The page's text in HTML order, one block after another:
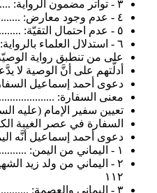
على من تنطبق رواية الوصيّة؟
أدلَّتهم على أنَّ الوصية لا يدَّعيها
دعوى أحمد إسماعيل السفارة
معنى السفارة: .................... ٨٣
تعيين سفير الإمام (عليه السلام):
السفارة في عصر الغيبة الكبرى:
دعوى أحمد إسماعيل أنَّه اليماني
٢ - اليماني من ولد زيد الشهيد